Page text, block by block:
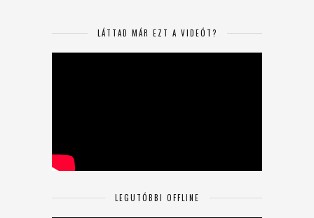
LÁTTAD MÁR EZT A VIDEÓT?
LEGUTÓBBI OFFLINE